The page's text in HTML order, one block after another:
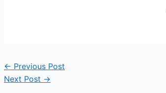
← Previous Post
Next Post →